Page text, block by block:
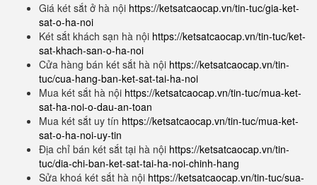
Giá két sắt ở hà nội https://ketsatcaocap.vn/tin-tuc/gia-ket-
sat-o-ha-noi
Két sắt khách sạn hà nội https://ketsatcaocap.vn/tin-tuc/ket-
sat-khach-san-o-ha-noi
Cửa hàng bán két sắt hà nội https://ketsatcaocap.vn/tin-
tuc/cua-hang-ban-ket-sat-tai-ha-noi
Mua két sắt hà nội https://ketsatcaocap.vn/tin-tuc/mua-ket-
sat-ha-noi-o-dau-an-toan
Mua két sắt uy tín https://ketsatcaocap.vn/tin-tuc/mua-ket-
sat-o-ha-noi-uy-tin
Địa chỉ bán két sắt tại hà nội https://ketsatcaocap.vn/tin-
tuc/dia-chi-ban-ket-sat-tai-ha-noi-chinh-hang
Sửa khoá két sắt hà nội https://ketsatcaocap.vn/tin-tuc/sua-